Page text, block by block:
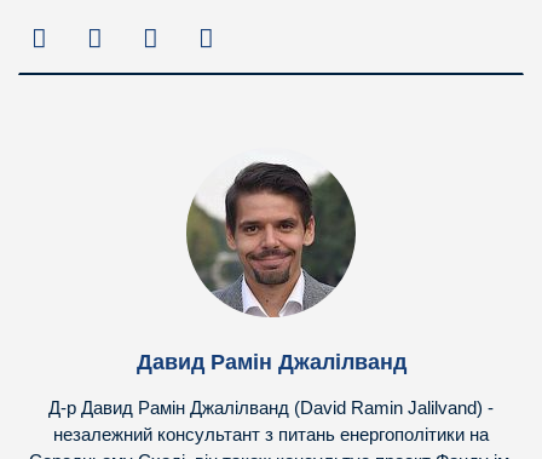
Давид Рамін Джалілванд
Д-р Давид Рамін Джалілванд (David Ramin Jalilvand) -
незалежний консультант з питань енергополітики на